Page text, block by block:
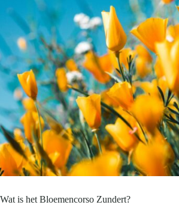
Wat is het Bloemencorso Zundert?